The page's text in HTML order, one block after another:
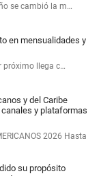
se cambió la m…
en mensualidades y
próximo llega c…
y del Caribe
y plataformas
2026 Hasta
su propósito